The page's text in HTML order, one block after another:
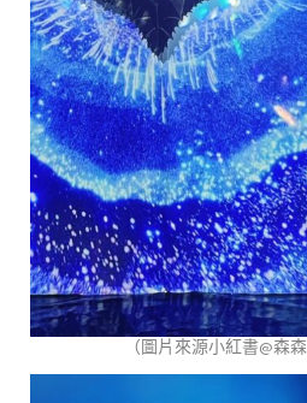
（圖片來源小紅書@森森